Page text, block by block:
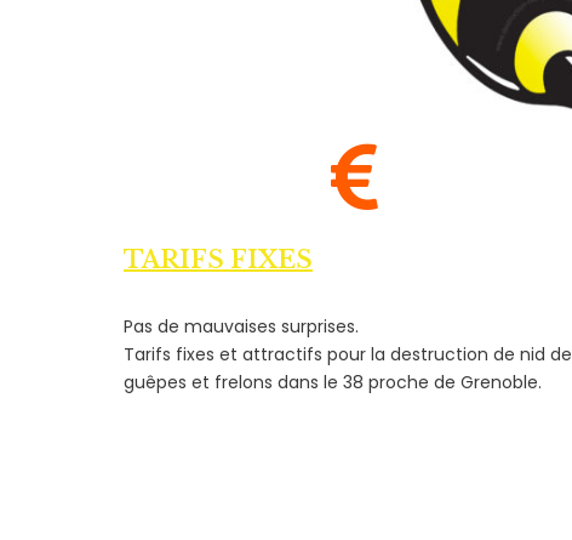
TARIFS FIXES
Pas de mauvaises surprises.
Tarifs fixes et attractifs pour la destruction de nid de
guêpes et frelons dans le 38 proche de Grenoble.